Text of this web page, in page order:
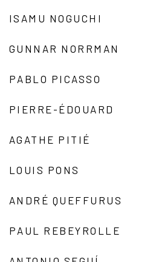
ISAMU NOGUCHI
GUNNAR NORRMAN
PABLO PICASSO
PIERRE-ÉDOUARD
AGATHE PITIÉ
LOUIS PONS
ANDRÉ QUEFFURUS
PAUL REBEYROLLE